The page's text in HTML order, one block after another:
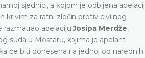
sjednici, a kojom je odbijena
krivim za ratni zločin protiv civilnog
razmatrao apelacijuJosipa Merdže,
suda u Mostaru, kojima je apelant
će biti donesena na jednoj od narednih